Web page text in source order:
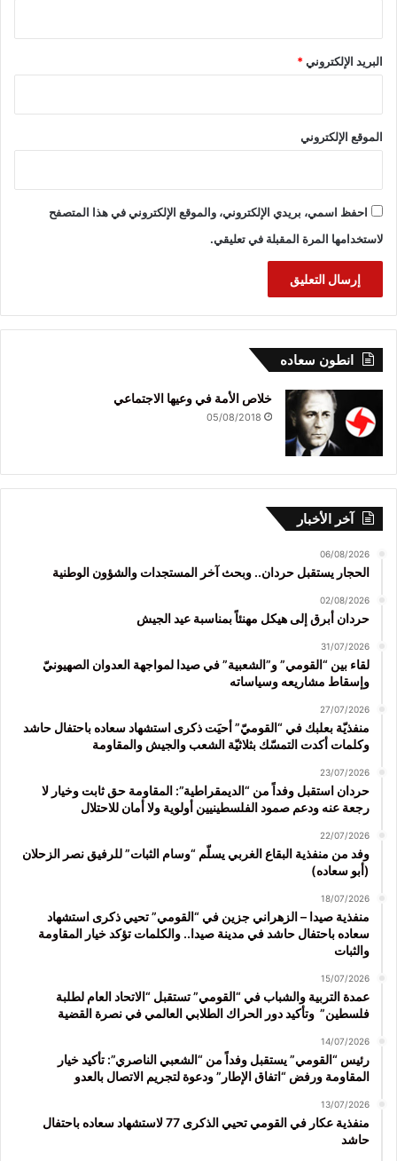
البريد الإلكتروني*
الموقع الإلكتروني
احفظ اسمي، بريدي الإلكتروني، والموقع الإلكتروني في هذا المتصفح
لاستخدامها المرة المقبلة في تعليقي.
انطون سعاده
خلاص الأمة في وعيها الاجتماعي
05/08/2018
آخر الأخبار
06/08/2026
الحجار يستقبل حردان.. وبحث آخر المستجدات والشؤون الوطنية
02/08/2026
حردان أبرق إلى هيكل مهنئاً بمناسبة عيد الجيش
31/07/2026
لقاء بين “القومي” و”الشعبية” في صيدا لمواجهة العدوان الصهيونيّ
وإسقاط مشاريعه وسياساته
27/07/2026
منفذيّة بعلبك في “القوميّ” أحيَت ذكرى استشهاد سعاده باحتفال حاشد
وكلمات أكدت التمسّك بثلاثيّة الشعب والجيش والمقاومة
23/07/2026
حردان استقبل وفداً من “الديمقراطية”: المقاومة حق ثابت وخيار لا
رجعة عنه ودعم صمود الفلسطينيين أولوية ولا أمان للاحتلال
22/07/2026
وفد من منفذية البقاع الغربي يسلّم “وسام الثبات” للرفيق نصر الزحلان
(أبو سعاده)
18/07/2026
منفذية صيدا – الزهراني جزين في “القومي” تحيي ذكرى استشهاد
سعاده باحتفال حاشد في مدينة صيدا.. والكلمات تؤكد خيار المقاومة
والثبات
15/07/2026
عمدة التربية والشباب في “القومي” تستقبل “الاتحاد العام لطلبة
فلسطين” وتأكيد دور الحراك الطلابي العالمي في نصرة القضية
14/07/2026
رئيس “القومي” يستقبل وفداً من “الشعبي الناصري”: تأكيد خيار
المقاومة ورفض “اتفاق الإطار” ودعوة لتجريم الاتصال بالعدو
13/07/2026
منفذية عكار في القومي تحيي الذكرى 77 لاستشهاد سعاده باحتفال
حاشد